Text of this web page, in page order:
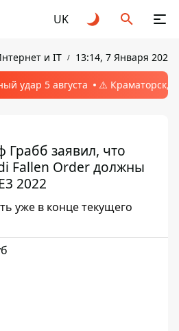
UK
и IT 13:14, 7 Января 2022
удар 5 августа ⚠️ Краматорск,
заявил, что
Fallen Order должны
2022
уже в конце текущего